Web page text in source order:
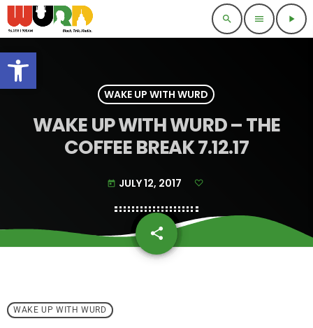
Open toolbar
search menu play_arrow
WAKE UP WITH WURD
WAKE UP WITH WURD – THE
COFFEE BREAK 7.12.17
today JULY 12, 2017
share
email
WAKE UP WITH WURD